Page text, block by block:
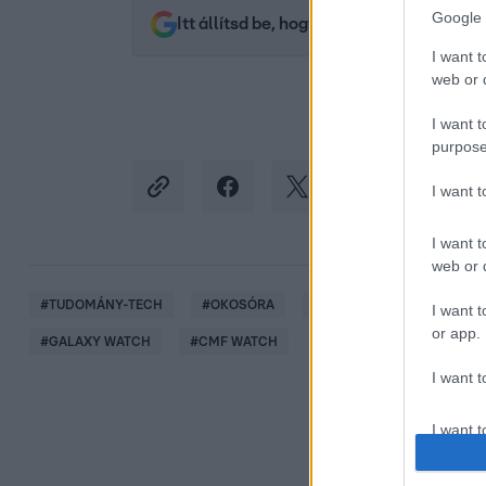
Google
I want
web or
I want
I want
I want
web or
I want
or app.
I want
I want
Itt állítsd be, hogy az RTL.hu az elsők
#TUDOMÁNY-TECH #OKOSÓRA #
#GALAXY WATCH #CMF WATCH